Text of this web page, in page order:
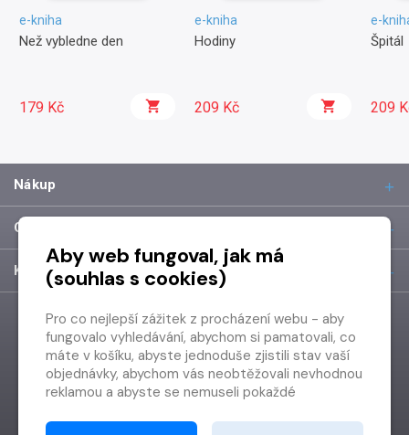
e-kniha
Než vybledne den
179 Kč
e-kniha
Hodiny
209 Kč
e-
Špitál
209
Nákup
O společnosti
Kontakt
Aby web fungoval, jak má
(souhlas s cookies)
Pro co nejlepší zážitek z procházení webu - aby
fungovalo vyhledávání, abychom si pamatovali, co
máte v košíku, abyste jednoduše zjistili stav vaší
objednávky, abychom vás neobtěžovali nevhodnou
reklamou a abyste se nemuseli pokaždé